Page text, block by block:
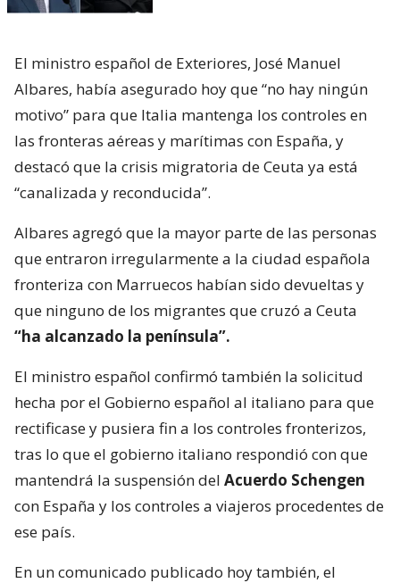
El ministro español de Exteriores, José Manuel
Albares, había asegurado hoy que “no hay ningún
motivo” para que Italia mantenga los controles en
las fronteras aéreas y marítimas con España, y
destacó que la crisis migratoria de Ceuta ya está
“canalizada y reconducida”.
Albares agregó que la mayor parte de las personas
que entraron irregularmente a la ciudad española
fronteriza con Marruecos habían sido devueltas y
que ninguno de los migrantes que cruzó a Ceuta
“ha alcanzado la península”.
El ministro español confirmó también la solicitud
hecha por el Gobierno español al italiano para que
rectificase y pusiera fin a los controles fronterizos,
tras lo que el gobierno italiano respondió con que
mantendrá la suspensión del Acuerdo Schengen
con España y los controles a viajeros procedentes de
ese país.
En un comunicado publicado hoy también, el